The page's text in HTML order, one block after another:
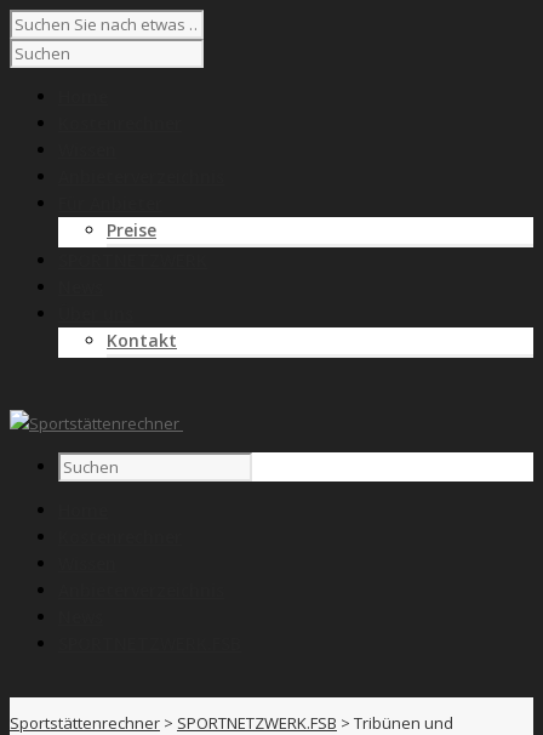
Preise
Kontakt
Sportstättenrechner > SPORTNETZWERK.FSB > Tribünen und